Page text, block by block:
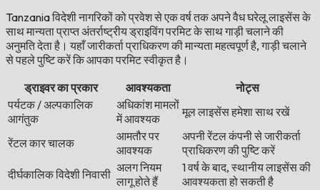
Tanzania विदेशी नागरिकों को प्रवेश से एक वर्ष तक अपने वैध घरेलू लाइसेंस के
साथ मान्यता प्राप्त अंतर्राष्ट्रीय ड्राइविंग परमिट के साथ गाड़ी चलाने की
अनुमति देता है। यहाँ जारीकर्ता प्राधिकरण की मान्यता महत्वपूर्ण है, गाड़ी चलाने
से पहले पुष्टि करें कि आपका परमिट स्वीकृत है।
ड्राइवर का प्रकार
आवश्यकता
नोट्स
पर्यटक / अल्पकालिक
आगंतुक
अधिकांश मामलों
में आवश्यक
मूल लाइसेंस हमेशा साथ रखें
रेंटल कार चालक
आमतौर पर
आवश्यक
अपनी रेंटल कंपनी से जारीकर्ता
प्राधिकरण की पुष्टि करें
दीर्घकालिक विदेशी निवासी अलग नियम
लागू होते हैं
1 वर्ष के बाद, स्थानीय लाइसेंस की
आवश्यकता हो सकती है